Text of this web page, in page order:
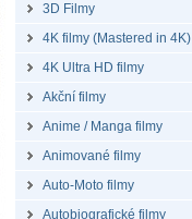
3D Filmy
4K filmy (Mastered in 4K)
4K Ultra HD filmy
Akční filmy
Anime / Manga filmy
Animované filmy
Auto-Moto filmy
Autobiografické filmy